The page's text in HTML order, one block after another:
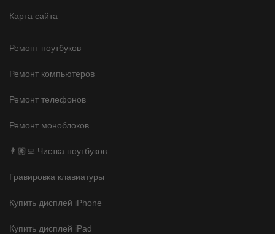
Карта сайта
Ремонт ноутбуков
Ремонт компьютеров
Ремонт телефонов
Ремонт моноблоков
👨🏽‍💻 Чистка ноутбуков
Гравировка клавиатуры
Купить дисплей iPhone
Купить дисплей iPad